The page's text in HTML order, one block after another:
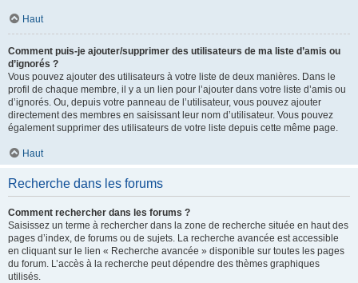
Haut
Comment puis-je ajouter/supprimer des utilisateurs de ma liste d’amis ou
d’ignorés ?
Vous pouvez ajouter des utilisateurs à votre liste de deux manières. Dans le
profil de chaque membre, il y a un lien pour l’ajouter dans votre liste d’amis ou
d’ignorés. Ou, depuis votre panneau de l’utilisateur, vous pouvez ajouter
directement des membres en saisissant leur nom d’utilisateur. Vous pouvez
également supprimer des utilisateurs de votre liste depuis cette même page.
Haut
Recherche dans les forums
Comment rechercher dans les forums ?
Saisissez un terme à rechercher dans la zone de recherche située en haut des
pages d’index, de forums ou de sujets. La recherche avancée est accessible
en cliquant sur le lien « Recherche avancée » disponible sur toutes les pages
du forum. L’accès à la recherche peut dépendre des thèmes graphiques
utilisés.